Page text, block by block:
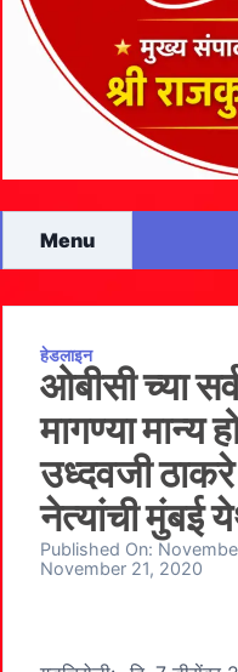
Menu
हेडलाइन
ओबीसी च्या
मागण्या मान्य
उध्दवजी
नेत्यांची मुंबई
Published On:
November 21, 2020